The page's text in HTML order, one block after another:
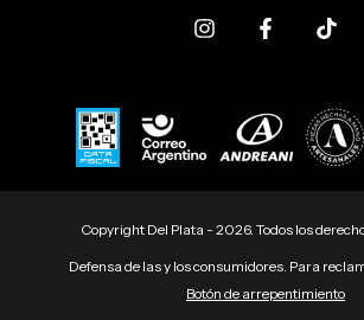
Copyright Del Plata - 2026. Todos los
Defensa de las y los consumidores. Para
Botón de arrepentimiento